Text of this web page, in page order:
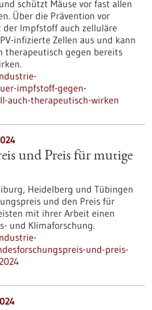
schützt Mäuse vor fast allen
Über die Prävention vor
Impfstoff auch zelluläre
infizierte Zellen aus und kann
therapeutisch gegen bereits
impfstoff-gegen-
auch-therapeutisch-wirken
und Preis für mutige
Heidelberg und Tübingen
und den Preis für
mit ihrer Arbeit einen
und Klimaforschung.
und-preis-